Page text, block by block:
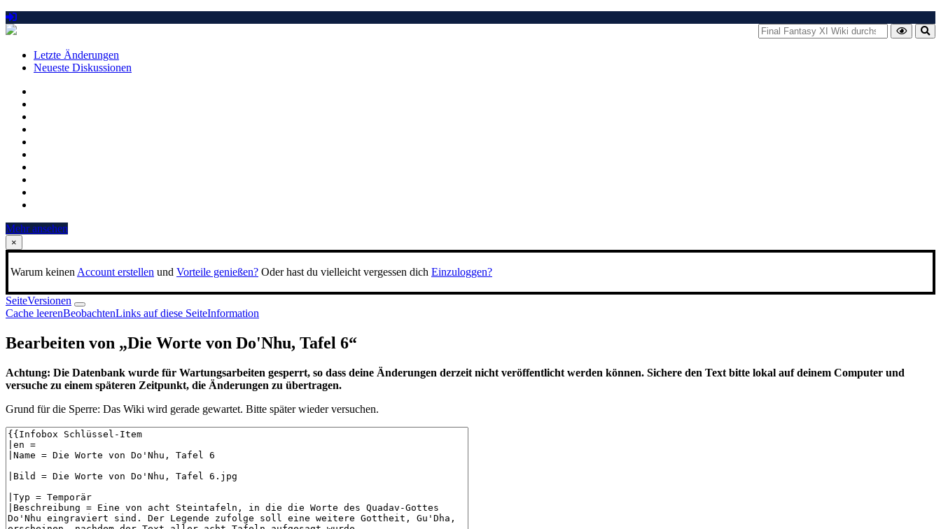
Letzte Änderungen
Neueste Diskussionen
Mehr ansehen
×
Warum keinen Account erstellen und Vorteile genießen? Oder hast du vielleicht vergessen dich Einzuloggen?
SeiteVersionen
Cache leerenBeobachtenLinks auf diese SeiteInformation
Bearbeiten von „Die Worte von Do'Nhu, Tafel 6“
Achtung: Die Datenbank wurde für Wartungsarbeiten gesperrt, so dass deine Änderungen derzeit nicht veröffentlicht werden können. Sichere den Text bitte lokal auf deinem Computer und
versuche zu einem späteren Zeitpunkt, die Änderungen zu übertragen.
Grund für die Sperre: Das Wiki wird gerade gewartet. Bitte später wieder versuchen.